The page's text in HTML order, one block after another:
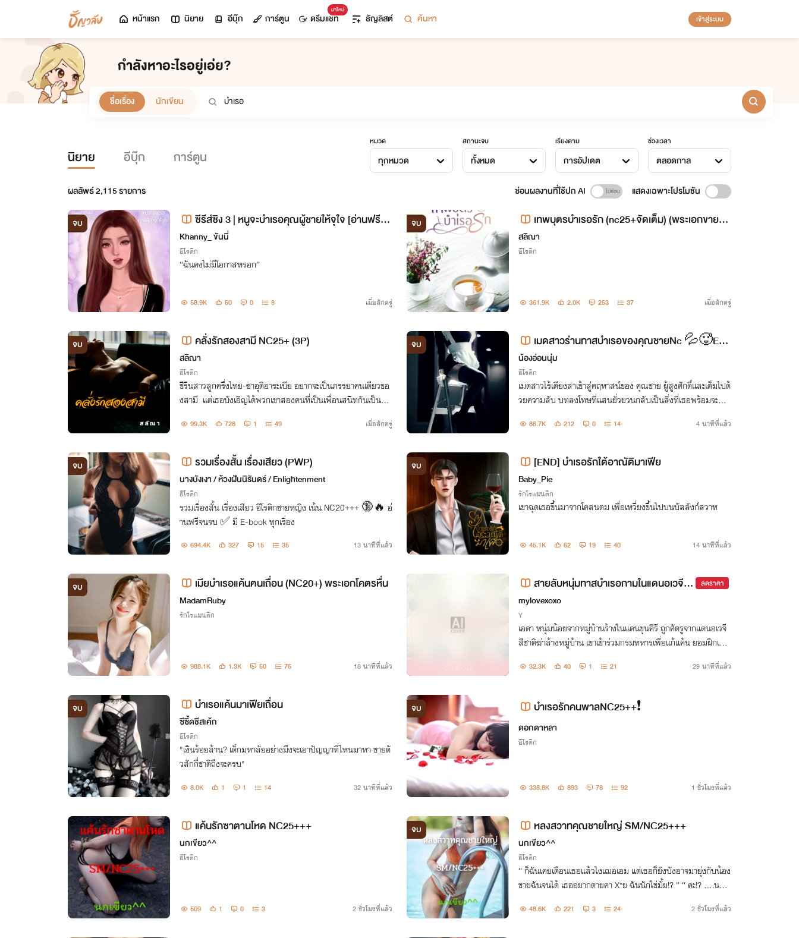
หน้าแรก นิยาย อีบุ๊ก การ์ตูน
มาใหม่
ดรีมแชท ธัญลิสต์ ค้นหา เข้าสู่ระบบ
กำลังหาอะไรอยู่เอ่ย?
ชื่อเรื่อง นักเขียน
นิยาย อีบุ๊ก การ์ตูน
หมวด
ทุกหมวด
สถานะจบ
ทั้งหมด
เรียงตาม
การอัปเดต
ช่วงเวลา
ตลอดกาล
ผลลัพธ์2,115รายการ ซ่อนผลงานที่ใช้ปก AI แสดงเฉพาะโปรโมชัน
จบ
ซีรีส์ซิง​ 3 | หนูจะบำเรอคุณผู้ชายให้จุใจ [อ่านฟรีมีอี
บุ๊ก]
Khanny_ ขันนี่
อีโรติก
“ฉันคงไม่มีโอกาสหรอก”
58.9K 50 0 8 เมื่อสักครู่
จบ
เทพบุตรบำเรอรัก (nc25+จัดเต็ม) (พระเอกขายตั
ว)
สลิณา
อีโรติก
361.9K 2.0K 253 37 เมื่อสักครู่
จบ คลั่งรักสองสามี NC25+ (3P)
สลิณา
อีโรติก
ชีรีนสาวลูกครึ่งไทย-ซาอุดิอาระเบีย อยากจะเป็นภรรยาคนเดียวขอ
งสามี แต่เธอบังเอิญได้พวกเขาสองคนที่เป็นเพื่อนสนิทกันเป็นสา
าทั้งสอง
99.3K 728 1 49 เมื่อสักครู่
จบ
เมดสาวร่านทาสบำเรอของคุณชายNc 💦🥵E-B
ook จบแล้ว
น้องอ่อนนุ่ม
อีโรติก
เมดสาวไร้เดียงสาเข้าสู่คฤหาสน์ของ คุณชาย ผู้สูงศักดิ์และเต็มไปด้
วยความลับ บทลงโทษที่แสนยั่วยวนกลับเป็นสิ่งที่เธอพร้อมจะทำ
นของเล่นทาสกาม
86.7K 212 0 14 4 นาทีที่แล้ว
จบ รวมเรื่องสั้น เรื่องเสียว (PWP)
นางบังเงา / ห้วงฝันนิรันดร์ / Enlightenment
อีโรติก
รวมเรื่องสั้น เรื่องเสียว อีโรติกชายหญิง เน้น NC20+++ 🔞🔥 อ่
านฟรีจนจบ ✅ มี E-book ทุกเรื่อง
694.4K 327 15 35 13 นาทีที่แล้ว
จบ [END] บำเรอรักใต้อาณัติมาเฟีย
Baby_Pie
รักโรแมนติก
เขาฉุดเธอขึ้นมาจากโคลนตม เพื่อเหวี่ยงขึ้นไปบนบัลลังก์สวาท
45.1K 62 19 40 14 นาทีที่แล้ว
จบ เมียบำเรอแค้นฅนเถื่อน (NC20+) พระเอกโคตรหื่น
MadamRuby
รักโรแมนติก
988.1K 1.3K 50 76 18 นาทีที่แล้ว
สายลับหนุ่มทาสบำเรอกามในแดนอเวจี N
c
ลดราคา
mylovexoxo
Y
เอดา หนุ่มน้อยจากหมู่บ้านร้างในแดนขุนคีรี ถูกศัตรูจากแดนอเวจี
สีชาติฆ่าล้างหมู่บ้าน เขาเข้าร่วมกรมทหารเพื่อแก้แค้น ยอมฝึกเป็น
32.3K 40 1 21 29 นาทีที่แล้ว
จบ บำเรอแค้นมาเฟียเถื่อน
ซีซี้ดชีสเค้ก
อีโรติก
"เงินร้อยล้าน? เด็กมหาลัยอย่างมึงจะเอาปัญญาที่ไหนมาหา ขายตั
วสักกี่ชาติถึงจะครบ"
8.0K 1 1 14 32 นาทีที่แล้ว
จบ บำเรอรักคนพาลNC25++❗
ดอกดาหลา
อีโรติก
338.8K 893 78 92 1 ชั่วโมงที่แล้ว
แค้นรักซาตานโหด NC25+++
นกเขียว^^
อีโรติก
509 1 0 3 2 ชั่วโมงที่แล้ว
จบ หลงสวาทคุณชายใหญ่ SM/NC25+++
นกเขียว^^
อีโรติก
“ ก็ฉันเคยเตือนเธอแล้วไงเฌอเอม แต่เธอก็ยังบังอาจมายุ่งกับน้อง
ชายฉันจนได้ เธออยากตายคา X*ย ฉันนักใช่มั้ย!? ” “ คะ!? ….น
ธอเอง ” “ หา!! ”
48.6K 221 3 24 2 ชั่วโมงที่แล้ว